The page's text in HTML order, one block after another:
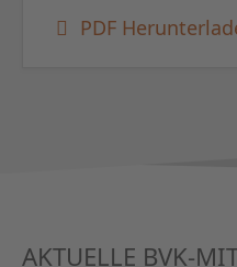
PDF
AKTUELLE BVK-